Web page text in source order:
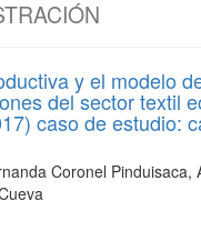
y el modelo
del sector textil
caso de estudio:
Coronel Pinduisaca,